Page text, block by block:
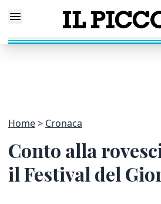
Home Cronaca
Conto alla
il Festival del